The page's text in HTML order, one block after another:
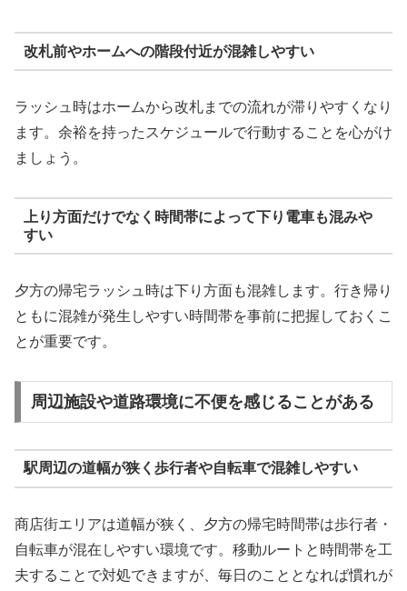
改札前やホームへの階段付近が混雑しやすい
ラッシュ時はホームから改札までの流れが滞りやすくなり
ます。余裕を持ったスケジュールで行動することを心がけ
ましょう。
上り方面だけでなく時間帯によって下り電車も混みや
すい
夕方の帰宅ラッシュ時は下り方面も混雑します。行き帰り
ともに混雑が発生しやすい時間帯を事前に把握しておくこ
とが重要です。
周辺施設や道路環境に不便を感じることがある
駅周辺の道幅が狭く歩行者や自転車で混雑しやすい
商店街エリアは道幅が狭く、夕方の帰宅時間帯は歩行者・
自転車が混在しやすい環境です。移動ルートと時間帯を工
夫することで対処できますが、毎日のこととなれば慣れが